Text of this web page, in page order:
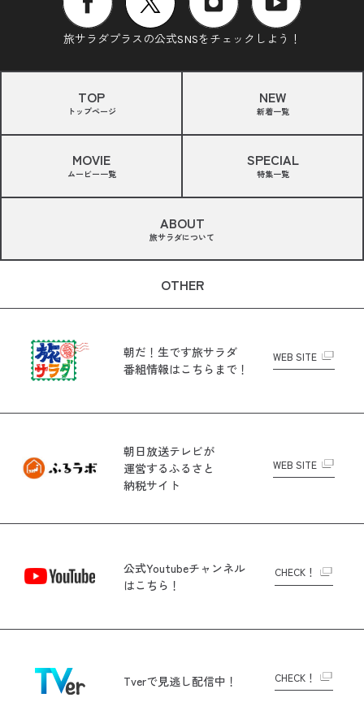
旅サラダプラスの公式SNSをチェックしよう！
TOP
トップページ
NEW
新着一覧
MOVIE
ムービー一覧
SPECIAL
特集一覧
ABOUT
旅サラダについて
OTHER
朝だ！生です旅サラダ
番組情報はこちらまで！
WEB SITE
朝日放送テレビが
運営するふるさと
納税サイト
WEB SITE
公式Youtubeチャンネル
はこちら！
CHECK！
Tverで見逃し配信中！ CHECK！